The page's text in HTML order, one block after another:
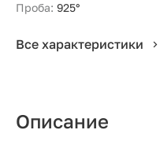
Проба: 925°
Все характеристики
Описание